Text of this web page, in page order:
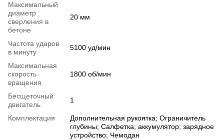
Максимальный
диаметр
сверления в
бетоне
20 мм
Частота ударов
в минуту
5100 уд/мин
Максимальная
скорость
вращения
1800 об/мин
Бесщеточный
двигатель
1
Комплектация
Дополнительная рукоятка; Ограничитель
глубины; Салфетка; аккумулятор; зарядное
устройство; Чемодан